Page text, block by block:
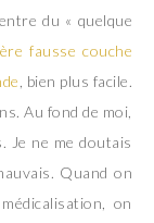
du « quelque
fausse couche
, bien plus facile.
Au fond de moi,
Je ne me doutais
Quand on
on